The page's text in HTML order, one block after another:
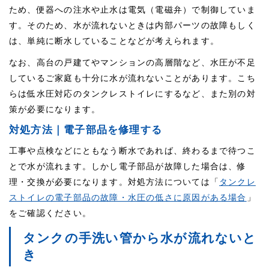
ため、便器への注水や止水は電気（電磁弁）で制御していま
す。そのため、水が流れないときは内部パーツの故障もしく
は、単純に断水していることなどが考えられます。
なお、高台の戸建てやマンションの高層階など、水圧が不足
しているご家庭も十分に水が流れないことがあります。こち
らは低水圧対応のタンクレストイレにするなど、また別の対
策が必要になります。
対処方法｜電子部品を修理する
工事や点検などにともなう断水であれば、終わるまで待つこ
とで水が流れます。しかし電子部品が故障した場合は、修
理・交換が必要になります。対処方法については「 タンクレ
ストイレの電子部品の故障・水圧の低さに原因がある場合 」
をご確認ください。
タンクの手洗い管から水が流れないと
き